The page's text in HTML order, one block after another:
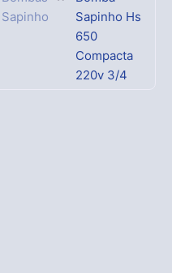
Sapinho
Sapinho Hs
650
Compacta
220v 3/4